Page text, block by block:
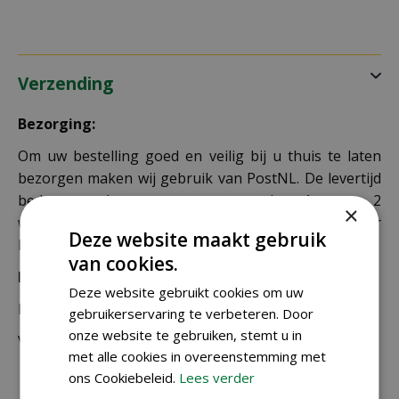
Verzending
Bezorging:
Om uw bestelling goed en veilig bij u thuis te laten
bezorgen maken wij gebruik van PostNL. De levertijd
bedraagt doorgaans tussen de 1 en 2
werkdagen. Deze bezorgtijd geldt zowel voor
Nederland als België.
Bezorgkosten Nederland:
Bestellingen van € 49,95 of meer verzenden wij gratis.
Voor een bestelling onder € 49,95 zijn er 2 tarieven:
€ 4,99 voor bestellingen onder € 49,95 van
×
Deze website maakt gebruik
van cookies.
Deze website gebruikt cookies om uw
gebruikerservaring te verbeteren. Door
onze website te gebruiken, stemt u in
met alle cookies in overeenstemming met
ons Cookiebeleid. Lees verder